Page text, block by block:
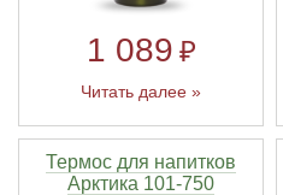
1 089 ₽
Читать далее »
Термос для напитков
Арктика 101-750